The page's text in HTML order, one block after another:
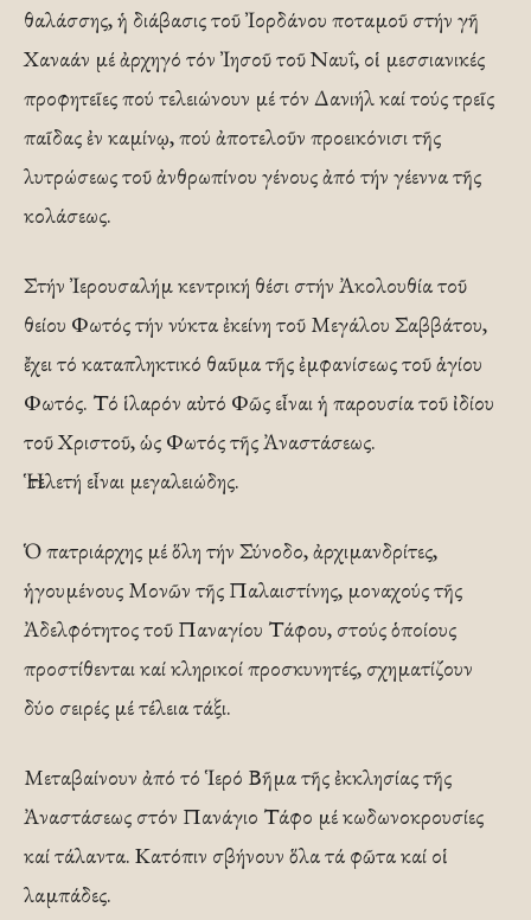
θαλάσσης, ἡ διάβασις τοῦ Ἰορδάνου ποταμοῦ στήν γῆ
Χαναάν μέ ἀρχηγό τόν Ἰησοῦ τοῦ Ναυΐ, οἱ μεσσιανικές
προφητεῖες πού τελειώνουν μέ τόν Δανιήλ καί τούς τρεῖς
παῖδας ἐν καμίνῳ, πού ἀποτελοῦν προεικόνισι τῆς
λυτρώσεως τοῦ ἀνθρωπίνου γένους ἀπό τήν γέεννα τῆς
κολάσεως.
Στήν Ἰερουσαλήμ κεντρική θέσι στήν Ἀκολουθία τοῦ
θείου Φωτός τήν νύκτα ἐκείνη τοῦ Μεγάλου Σαββάτου,
ἔχει τό καταπληκτικό θαῦμα τῆς ἐμφανίσεως τοῦ ἁγίου
Φωτός. Τό ἱλαρόν αὐτό Φῶς εἶναι ἡ παρουσία τοῦ ἰδίου
τοῦ Χριστοῦ, ὡς Φωτός τῆς Ἀναστάσεως.
Ἡ τελετή εἶναι μεγαλειώδης.
Ὁ πατριάρχης μέ ὅλη τήν Σύνοδο, ἀρχιμανδρίτες,
ἡγουμένους Μονῶν τῆς Παλαιστίνης, μοναχούς τῆς
Ἀδελφότητος τοῦ Παναγίου Τάφου, στούς ὁποίους
προστίθενται καί κληρικοί προσκυνητές, σχηματίζουν
δύο σειρές μέ τέλεια τάξι.
Μεταβαίνουν ἀπό τό Ἱερό Βῆμα τῆς ἐκκλησίας τῆς
Ἀναστάσεως στόν Πανάγιο Τάφο μέ κωδωνοκρουσίες
καί τάλαντα. Κατόπιν σβήνουν ὅλα τά φῶτα καί οἱ
λαμπάδες.